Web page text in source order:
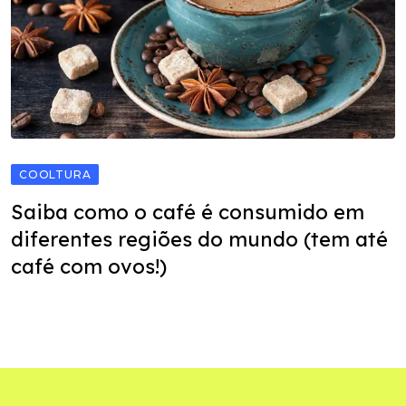
COOLTURA
Saiba como o café é consumido em
diferentes regiões do mundo (tem até
café com ovos!)